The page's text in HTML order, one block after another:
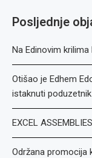
Posljednje
Na Edinovim
Otišao je Edhem
istaknuti poduzetnik
EXCEL
Održana promocija